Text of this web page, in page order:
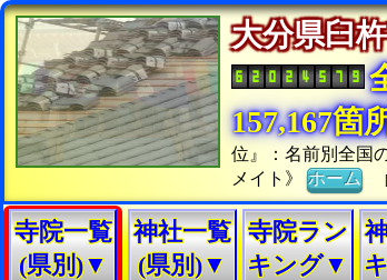
大分県臼
157,167箇
位』：名前別全国
メイト》ホーム
寺院一覧
(県別)▼
神社一覧
(県別)▼
寺院ラン
キング▼